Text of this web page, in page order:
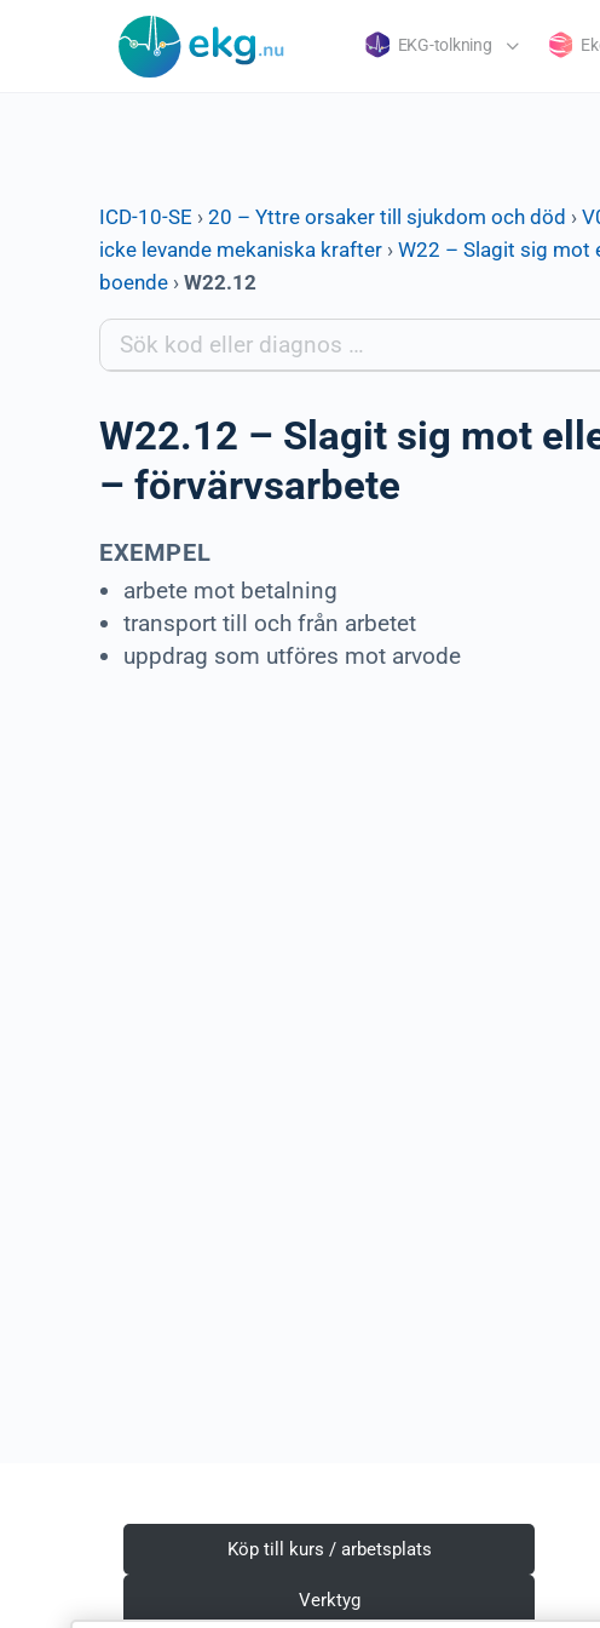
EKG-tolkning
ICD-10-SE › 20 – Yttre orsaker till sjukdom och död ›
icke levande mekaniska krafter › W22 – Slagit sig mot
boende › W22.12
W22.12 – Slagit sig mot
– förvärvsarbete
EXEMPEL
arbete mot betalning
transport till och från arbetet
uppdrag som utföres mot arvode
Köp till kurs / arbetsplats
Verktyg